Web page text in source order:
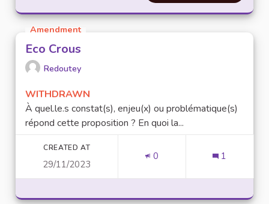
Amendment
Eco Crous
Redoutey
WITHDRAWN
À quel.le.s constat(s), enjeu(x) ou problématique(s)
répond cette proposition ? En quoi la...
CREATED AT
29/11/2023
0 1